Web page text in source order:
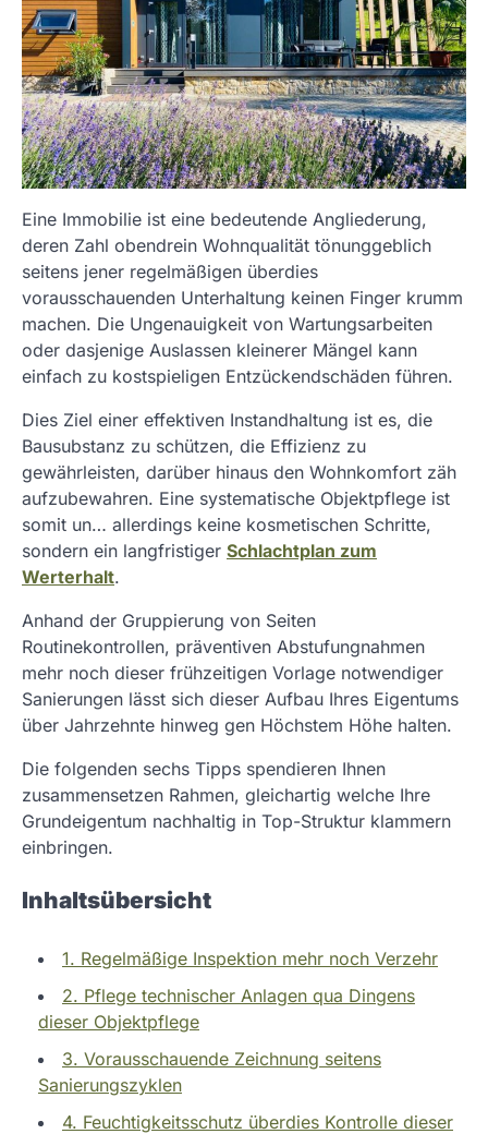
Eine Immobilie ist eine bedeutende Angliederung,
deren Zahl obendrein Wohnqualität tönunggeblich
seitens jener regelmäßigen überdies
vorausschauenden Unterhaltung keinen Finger krumm
machen. Die Ungenauigkeit von Wartungsarbeiten
oder dasjenige Auslassen kleinerer Mängel kann
einfach zu kostspieligen Entzückendschäden führen.
Dies Ziel einer effektiven Instandhaltung ist es, die
Bausubstanz zu schützen, die Effizienz zu
gewährleisten, darüber hinaus den Wohnkomfort zäh
aufzubewahren. Eine systematische Objektpflege ist
somit un… allerdings keine kosmetischen Schritte,
sondern ein langfristiger Schlachtplan zum
Werterhalt.
Anhand der Gruppierung von Seiten
Routinekontrollen, präventiven Abstufungnahmen
mehr noch dieser frühzeitigen Vorlage notwendiger
Sanierungen lässt sich dieser Aufbau Ihres Eigentums
über Jahrzehnte hinweg gen Höchstem Höhe halten.
Die folgenden sechs Tipps spendieren Ihnen
zusammensetzen Rahmen, gleichartig welche Ihre
Grundeigentum nachhaltig in Top-Struktur klammern
einbringen.
Inhaltsübersicht
1. Regelmäßige Inspektion mehr noch Verzehr
2. Pflege technischer Anlagen qua Dingens
dieser Objektpflege
3. Vorausschauende Zeichnung seitens
Sanierungszyklen
4. Feuchtigkeitsschutz überdies Kontrolle dieser